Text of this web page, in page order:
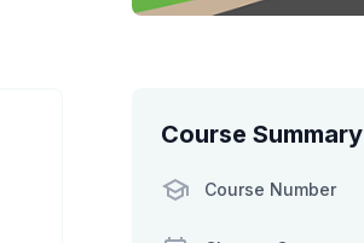
Course Summary
Course Number